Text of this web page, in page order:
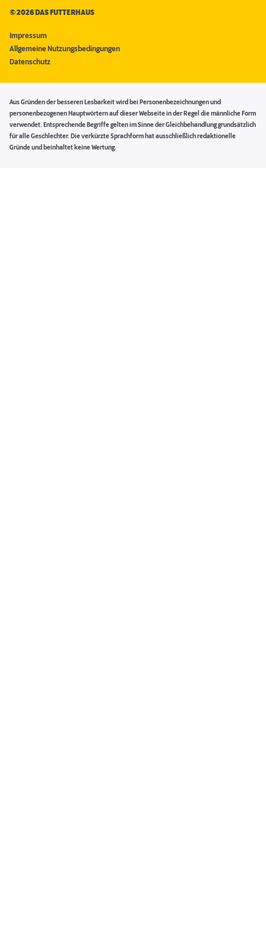
©2026 DAS FUTTERHAUS
Impressum
Allgemeine Nutzungsbedingungen
Datenschutz
Aus Gründen der besseren Lesbarkeit wird bei Personenbezeichnungen und
personenbezogenen Hauptwörtern auf dieser Webseite in der Regel die männliche Form
verwendet. Entsprechende Begriffe gelten im Sinne der Gleichbehandlung grundsätzlich
für alle Geschlechter. Die verkürzte Sprachform hat ausschließlich redaktionelle
Gründe und beinhaltet keine Wertung.